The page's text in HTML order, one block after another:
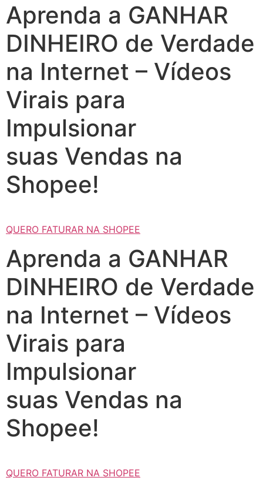
Aprenda a GANHAR
DINHEIRO de Verdade
na Internet – Vídeos
Virais para
Impulsionar
suas Vendas na
Shopee!
QUERO FATURAR NA SHOPEE
Aprenda a GANHAR
DINHEIRO de Verdade
na Internet – Vídeos
Virais para
Impulsionar
suas Vendas na
Shopee!
QUERO FATURAR NA SHOPEE